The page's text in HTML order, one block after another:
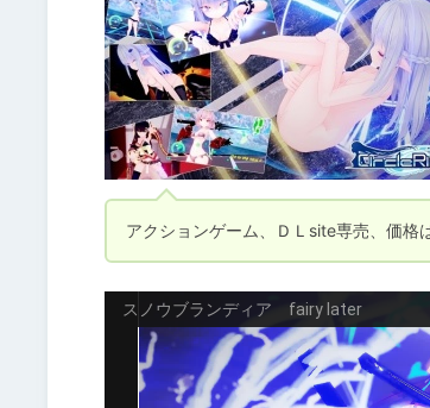
アクションゲーム、ＤＬsite専売、価格